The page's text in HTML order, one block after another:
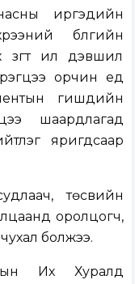
иргэдийн
бүлгийн
илүү дэвшил
орчин үед
гишүүдийн
шаардлагад
яригдсаар
төсвийн
оролцогч,
болжээ.
Их Хуралд